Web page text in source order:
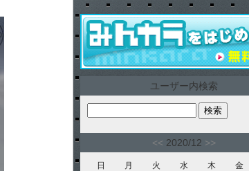
ユーザー内検索
<< 2020/12 >>
日 月 火 水 木 金